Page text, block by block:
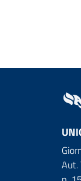
Aut.